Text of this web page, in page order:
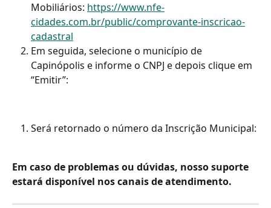
Mobiliários: https://www.nfe-
cidades.com.br/public/comprovante-inscricao-
cadastral
Em seguida, selecione o município de
Capinópolis e informe o CNPJ e depois clique em
“Emitir”:
Será retornado o número da Inscrição Municipal:
Em caso de problemas ou dúvidas, nosso suporte
estará disponível nos canais de atendimento.